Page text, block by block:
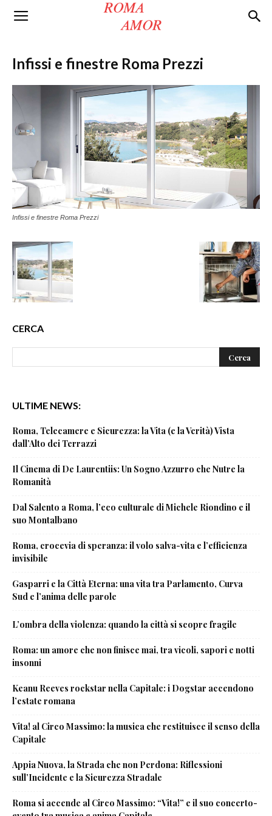
Roma
AmorInfissi e finestre Roma Prezzi
Infissi e finestre Roma Prezzi
CERCA
ULTIME NEWS:
Roma, Telecamere e Sicurezza: la Vita (e la Verità) Vista
dall’Alto dei Terrazzi
Il Cinema di De Laurentiis: Un Sogno Azzurro che Nutre la
Romanità
Dal Salento a Roma, l’eco culturale di Michele Riondino e il
suo Montalbano
Roma, crocevia di speranza: il volo salva-vita e l’efficienza
invisibile
Gasparri e la Città Eterna: una vita tra Parlamento, Curva
Sud e l’anima delle parole
L’ombra della violenza: quando la città si scopre fragile
Roma: un amore che non finisce mai, tra vicoli, sapori e notti
insonni
Keanu Reeves rockstar nella Capitale: i Dogstar accendono
l’estate romana
Vita! al Circo Massimo: la musica che restituisce il senso della
Capitale
Appia Nuova, la Strada che non Perdona: Riflessioni
sull’Incidente e la Sicurezza Stradale
Roma si accende al Circo Massimo: “Vita!” e il suo concerto-